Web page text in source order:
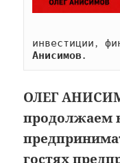
инвестиции,
Анисимов.
ОЛЕГ
продолжаем
гостях